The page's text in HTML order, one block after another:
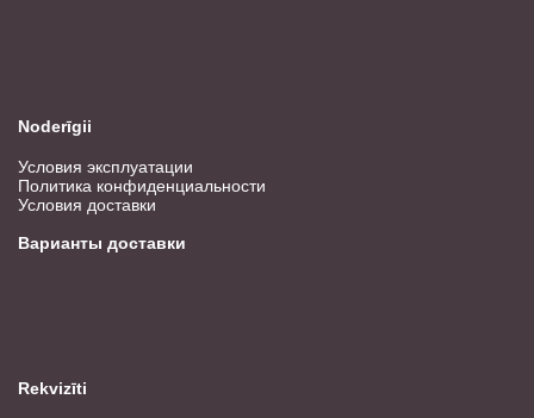
Noderīgii
Условия эксплуатации
Политика конфиденциальности
Условия доставки
Варианты доставки
Rekvizīti